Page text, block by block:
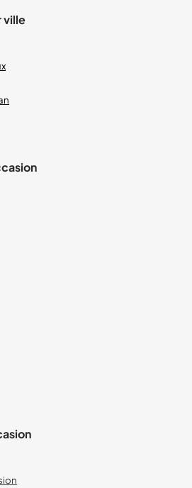
ville